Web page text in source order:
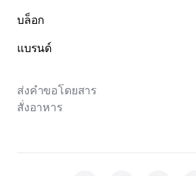
บล็อก
แบรนด์
ส่งคำขอโดยสาร
สั่งอาหาร